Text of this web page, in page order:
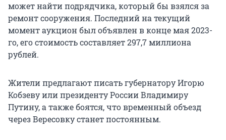
может найти подрядчика, который бы взялся за
ремонт сооружения. Последний на текущий
момент аукцион был объявлен в конце мая 2023-
го, его стоимость составляет 297,7 миллиона
рублей.
Жители предлагают писать губернатору Игорю
Кобзеву или президенту России Владимиру
Путину, а также боятся, что временный объезд
через Вересовку станет постоянным.